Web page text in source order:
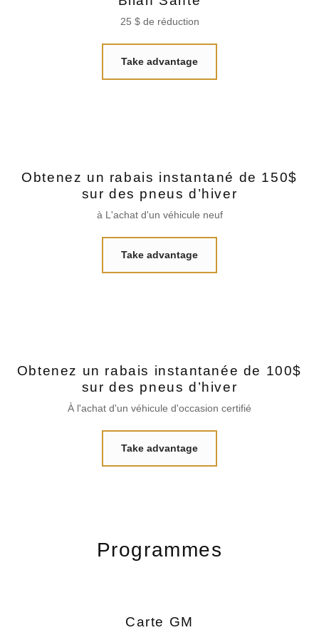
25 $ de réduction
Take advantage
Obtenez un rabais instantané de 150$
sur des pneus d’hiver
à L'achat d'un véhicule neuf
Take advantage
Obtenez un rabais instantanée de 100$
sur des pneus d’hiver
À l'achat d'un véhicule d'occasion certifié
Take advantage
Programmes
Carte GM